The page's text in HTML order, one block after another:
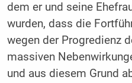
dem er und seine
wurden, dass die
wegen der Progredienz
massiven
und aus diesem Grund